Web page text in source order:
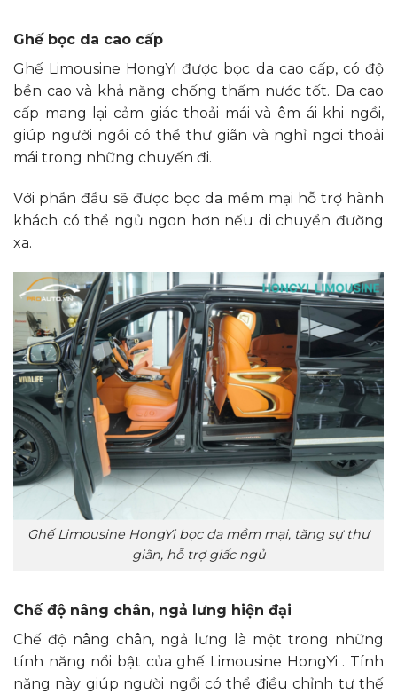
Ghế bọc da cao cấp
Ghế Limousine HongYi được bọc da cao cấp, có độ
bền cao và khả năng chống thấm nước tốt. Da cao
cấp mang lại cảm giác thoải mái và êm ái khi ngồi,
giúp người ngồi có thể thư giãn và nghỉ ngơi thoải
mái trong những chuyến đi.
Với phần đầu sẽ được bọc da mềm mại hỗ trợ hành
khách có thể ngủ ngon hơn nếu di chuyển đường
xa.
Ghế Limousine HongYi bọc da mềm mại, tăng sự thư
giãn, hỗ trợ giấc ngủ
Chế độ nâng chân, ngả lưng hiện đại
Chế độ nâng chân, ngả lưng là một trong những
tính năng nổi bật của ghế Limousine HongYi . Tính
năng này giúp người ngồi có thể điều chỉnh tư thế